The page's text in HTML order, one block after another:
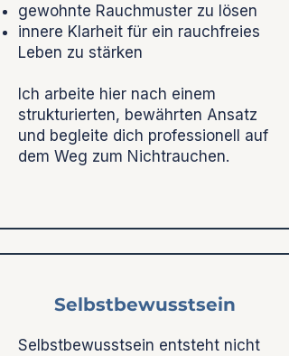
gewohnte Rauchmuster zu lösen
innere Klarheit für ein rauchfreies
Leben zu stärken
Ich arbeite hier nach einem
strukturierten, bewährten Ansatz
und begleite dich professionell auf
dem Weg zum Nichtrauchen.
Selbstbewusstsein
Selbstbewusstsein entsteht nicht